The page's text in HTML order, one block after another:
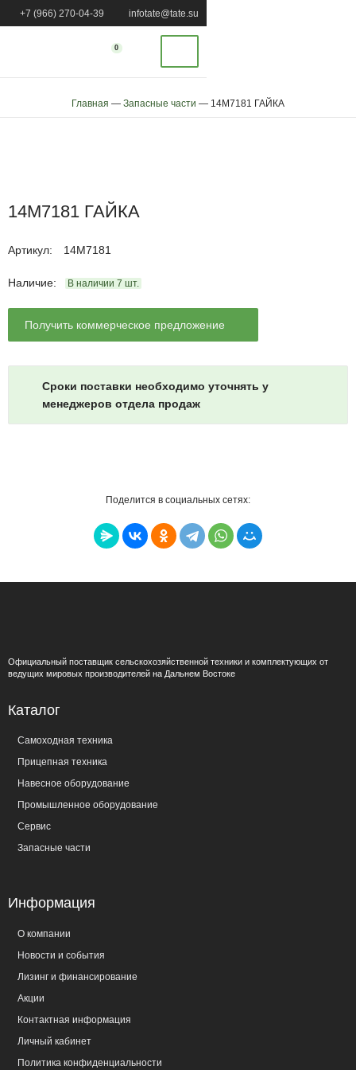
+7 (966) 270-04-39 infotate@tate.su
0
Главная — Запасные части — 14M7181 ГАЙКА
14M7181 ГАЙКА
Артикул: 14M7181
Наличие: В наличии 7 шт.
Получить коммерческое предложение
Сроки поставки необходимо уточнять у
менеджеров отдела продаж
Поделится в социальных сетях:
Официальный поставщик сельскохозяйственной техники и комплектующих от
ведущих мировых производителей на Дальнем Востоке
Каталог
Самоходная техника
Прицепная техника
Навесное оборудование
Промышленное оборудование
Сервис
Запасные части
Информация
О компании
Новости и события
Лизинг и финансирование
Акции
Контактная информация
Личный кабинет
Политика конфиденциальности